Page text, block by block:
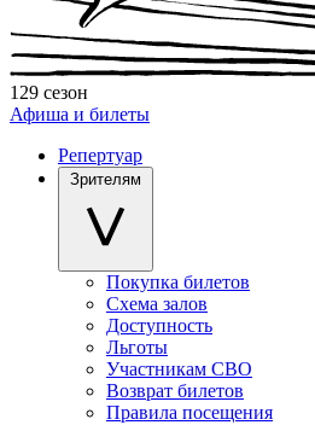
129 сезон
Афиша и билеты
Репертуар
Зрителям
Покупка билетов
Схема залов
Доступность
Льготы
Участникам СВО
Возврат билетов
Правила посещения